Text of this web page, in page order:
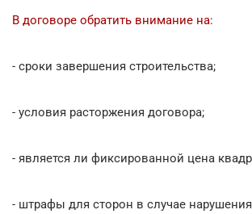
В договоре обратить внимание на:
- сроки завершения строительства;
- условия расторжения договора;
- является ли фиксированной цена
- штрафы для сторон в случае